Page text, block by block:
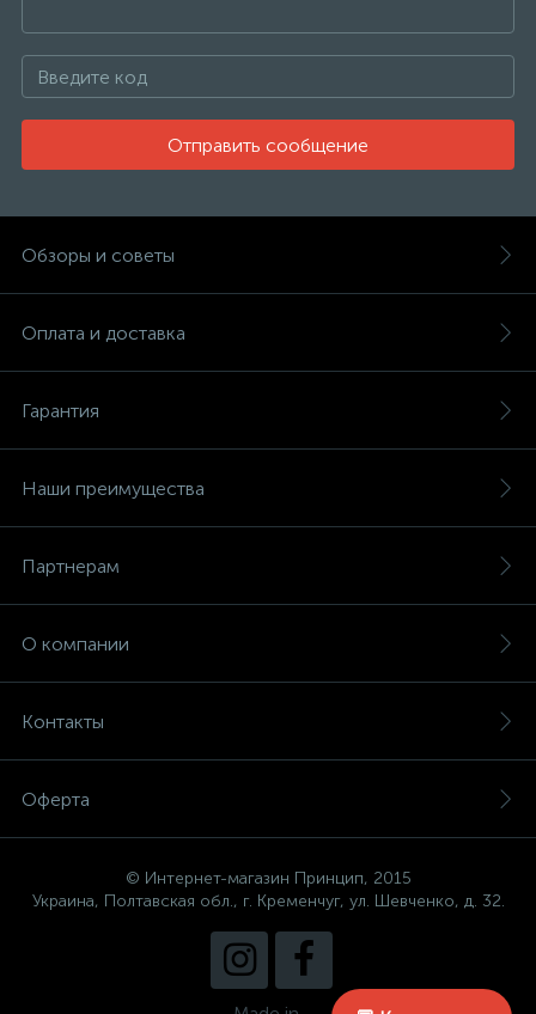
Отправить сообщение
Обзоры и советы
Оплата и доставка
Гарантия
Наши преимущества
Партнерам
О компании
Контакты
Оферта
© Интернет-магазин Принцип, 2015
Украина, Полтавская обл., г. Кременчуг, ул. Шевченко, д. 32.